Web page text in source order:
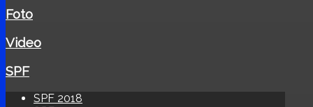
Foto
Video
SPF
SPF 2018